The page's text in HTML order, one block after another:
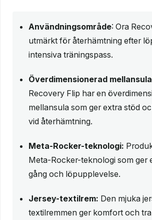
Användningsområde: Ora
utmärkt för återhämtning efter
intensiva träningspass.
Överdimensionerad
Recovery Flip har en
mellansula som ger extra stöd
vid återhämtning.
Meta-Rocker-teknologi:
Meta-Rocker-teknologi som ger
gång och löpupplevelse.
Jersey-textilrem: Den mjuka
textilremmen ger komfort och